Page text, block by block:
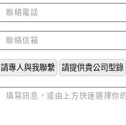
請專人與我聯繫 請提供貴公司型錄